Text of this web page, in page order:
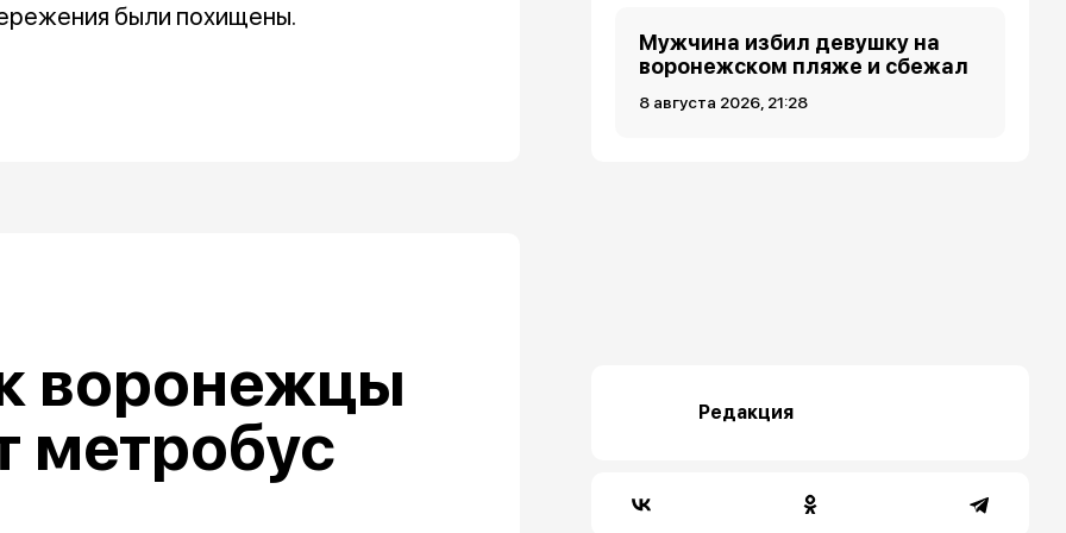
были похищены.
Мужчина избил девушку на
воронежском пляже и сбежал
8 августа 2026, 21:28
воронежцы
метробус
Редакция